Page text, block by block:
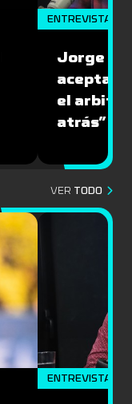
ENTREVISTA
Jorge
aceptar
el
atrás”
VER TODO
ENTREVISTA